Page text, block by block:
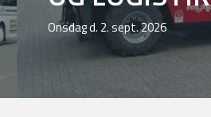
Onsdag d. 2. sept. 2026